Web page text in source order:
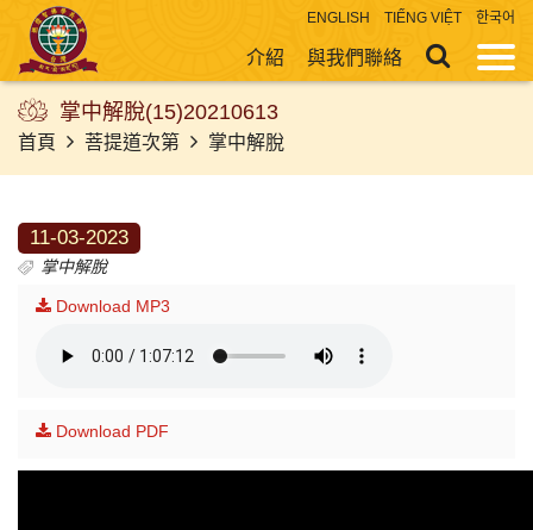
ENGLISH TIẾNG VIỆT 한국어
介紹 與我們聯絡
掌中解脫(15)20210613
首頁 菩提道次第 掌中解脫
11-03-2023
掌中解脫
Download MP3
Download PDF